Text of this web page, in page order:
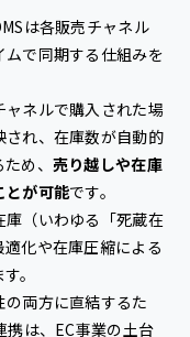
は各販売チャネル
で同期する仕組みを
ネルで購入された場
れ、在庫数が自動的
め、 売り越しや在庫
とが可能です。
庫（いわゆる「死蔵在
化や在庫圧縮による
。
両方に直結するた
携は、EC事業の土台